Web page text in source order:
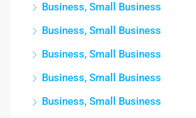
Business, Small Business
Business, Small Business
Business, Small Business
Business, Small Business
Business, Small Business